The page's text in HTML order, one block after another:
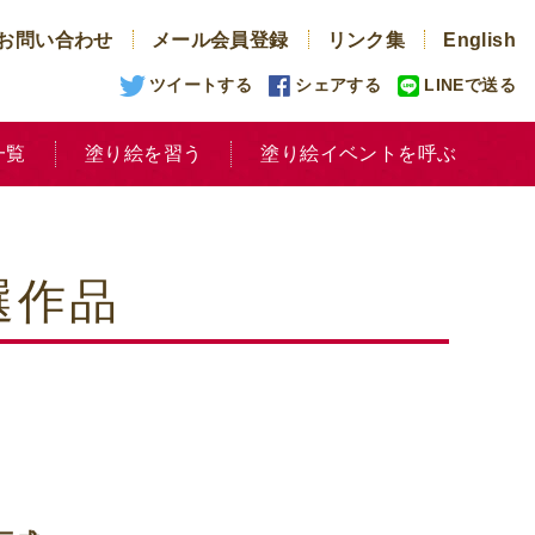
問い合わせ メール会員登録 リンク集 English
ツイートする シェアする LINEで送る
覧 塗り絵を習う 塗り絵イベントを呼ぶ
品